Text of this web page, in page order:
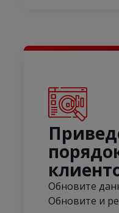
Обновите
Обновите и